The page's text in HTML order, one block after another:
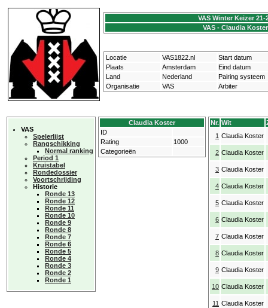
VAS Winter Keizer 21-
VAS - Claudia Koster
Locatie VAS1822.nl
Start datum
Plaats
Amsterdam
Eind datum
Land
Nederland
Pairing systeem
Organisatie
VAS Arbiter
VAS
Spelerlijst
Rangschikking
Normal ranking
Period 1
Kruistabel
Rondedossier
Voortschrijding
Historie
Ronde 13
Ronde 12
Ronde 11
Ronde 10
Ronde 9
Ronde 8
Ronde 7
Ronde 6
Ronde 5
Ronde 4
Ronde 3
Ronde 2
Ronde 1
Claudia Koster
ID
Rating
1000
Categorieën
Nr. Wit
1 Claudia Koster
2 Claudia Koster
3 Claudia Koster
4 Claudia Koster
5 Claudia Koster
6 Claudia Koster
7 Claudia Koster
8 Claudia Koster
9 Claudia Koster
10 Claudia Koster
11 Claudia Koster